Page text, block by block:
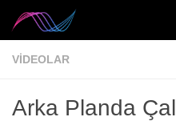
Skip to content
VIDEOLAR
Arka Planda